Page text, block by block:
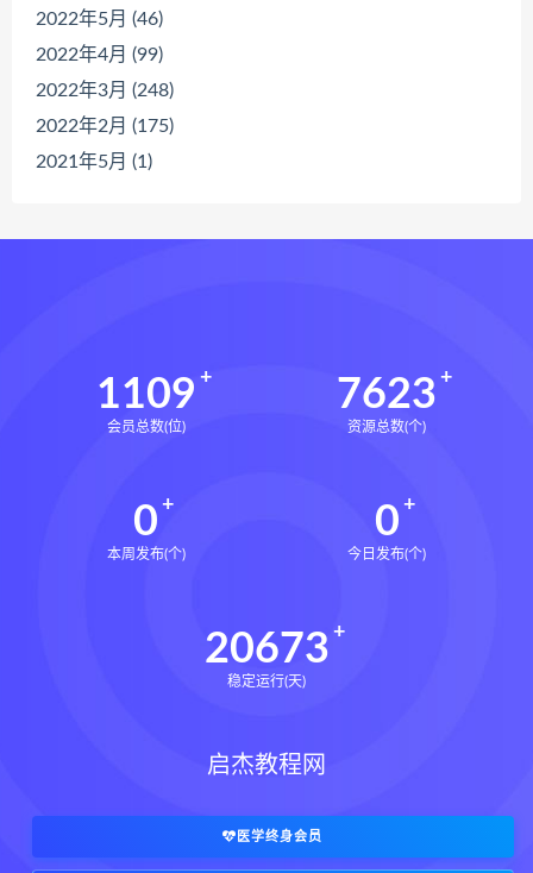
2022年5月 (46)
2022年4月 (99)
2022年3月 (248)
2022年2月 (175)
2021年5月 (1)
1109
会员总数(位)
7623
资源总数(个)
0
本周发布(个)
0
今日发布(个)
20673
稳定运行(天)
启杰教程网
医学终身会员